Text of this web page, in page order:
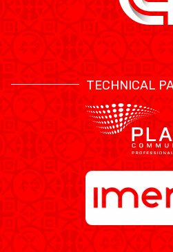
TECHNICAL